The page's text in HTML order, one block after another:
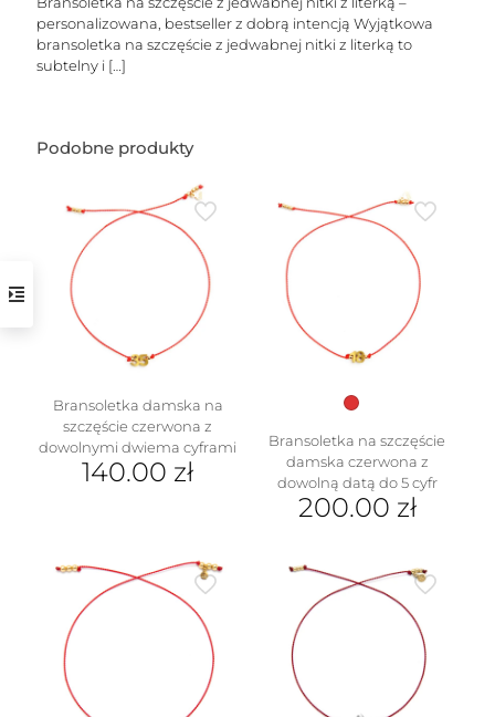
personalizowana, bestseller z dobrą intencją Wyjątkowa
bransoletka na szczęście z jedwabnej nitki z literką to
subtelny i […]
Podobne produkty
Bransoletka damska na
szczęście czerwona z
dowolnymi dwiema cyframi
140.00 zł
Bransoletka na szczęście
damska czerwona z
dowolną datą do 5 cyfr
200.00 zł